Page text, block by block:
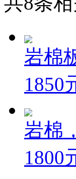
岩棉
1850
岩棉
1800